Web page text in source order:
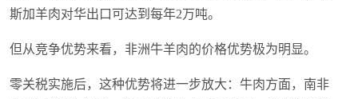
斯加羊肉对华出口可达到每年2万吨。
但从竞争优势来看，非洲牛羊肉的价格优势极为明显。
零关税实施后，这种优势将进一步放大：牛肉方面，南非